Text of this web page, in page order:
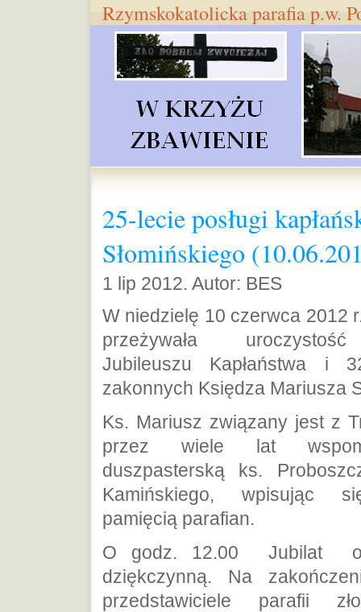
Rzymskokatolicka parafia p.w.
25-lecie posługi
Słomińskiego
1 lip 2012. Autor: BES
W niedzielę 10 czerwca 2012
przeżywała
Jubileuszu Kapłaństwa i
zakonnych Księdza Mariusza
Ks. Mariusz związany jest z
przez wiele lat
duszpasterską ks.
Kamińskiego, wpisując
pamięcią parafian.
O godz. 12.00 Jubilat
dziękczynną. Na
przedstawiciele parafii